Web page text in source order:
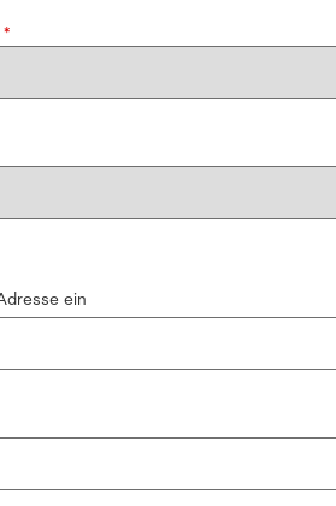
*
ein